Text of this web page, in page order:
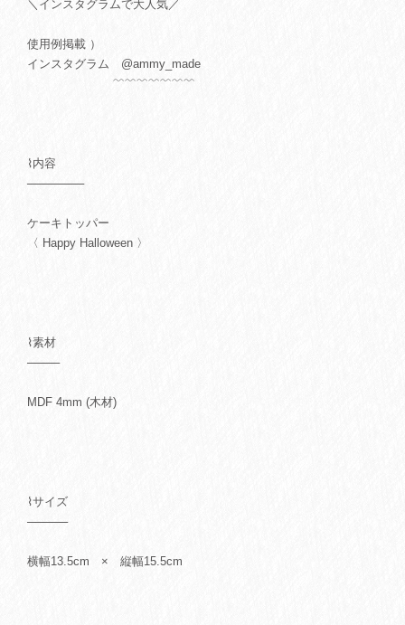
＼インスタグラムで大人気／
使用例掲載 ）
インスタグラム @ammy_made
﹌﹌﹌﹌﹌﹌﹌
⌇内容
───────
ケーキトッパー
〈 Happy Halloween 〉
⌇素材
────
MDF 4mm (木材)
⌇サイズ
─────
横幅13.5cm × 縦幅15.5cm